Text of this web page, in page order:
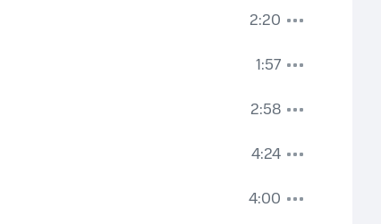
2:20
1:57
2:58
4:24
4:00